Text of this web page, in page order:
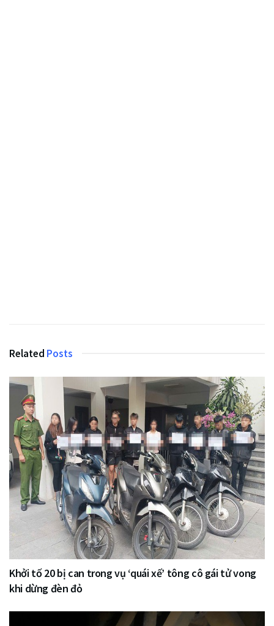
Related Posts
Khởi tố 20 bị can trong vụ ‘quái xế’ tông cô gái tử vong
khi dừng đèn đỏ